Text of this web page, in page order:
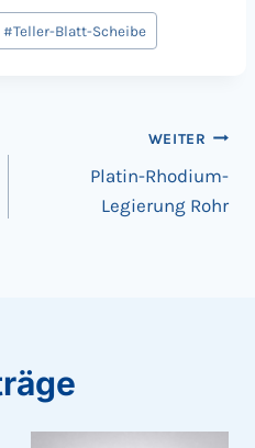
#Teller-Blatt-Scheibe
WEITER
Platin-Rhodium-
Legierung Rohr